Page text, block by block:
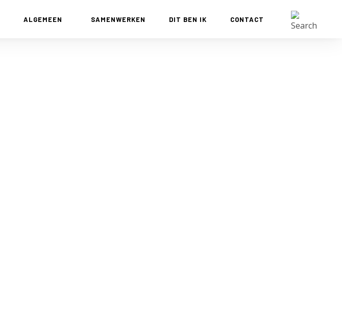
ALGEMEEN SAMENWERKEN DIT BEN IK CONTACT